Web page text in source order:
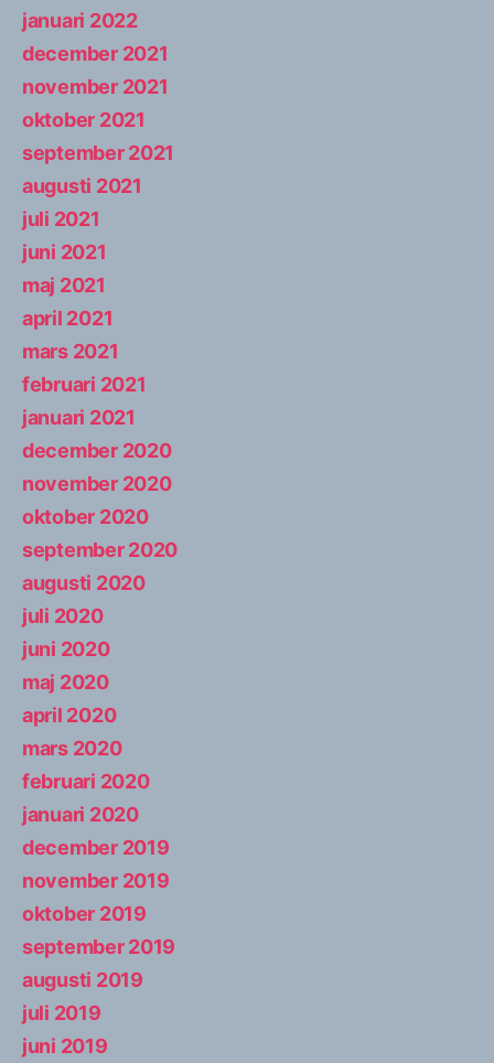
januari 2022
december 2021
november 2021
oktober 2021
september 2021
augusti 2021
juli 2021
juni 2021
maj 2021
april 2021
mars 2021
februari 2021
januari 2021
december 2020
november 2020
oktober 2020
september 2020
augusti 2020
juli 2020
juni 2020
maj 2020
april 2020
mars 2020
februari 2020
januari 2020
december 2019
november 2019
oktober 2019
september 2019
augusti 2019
juli 2019
juni 2019